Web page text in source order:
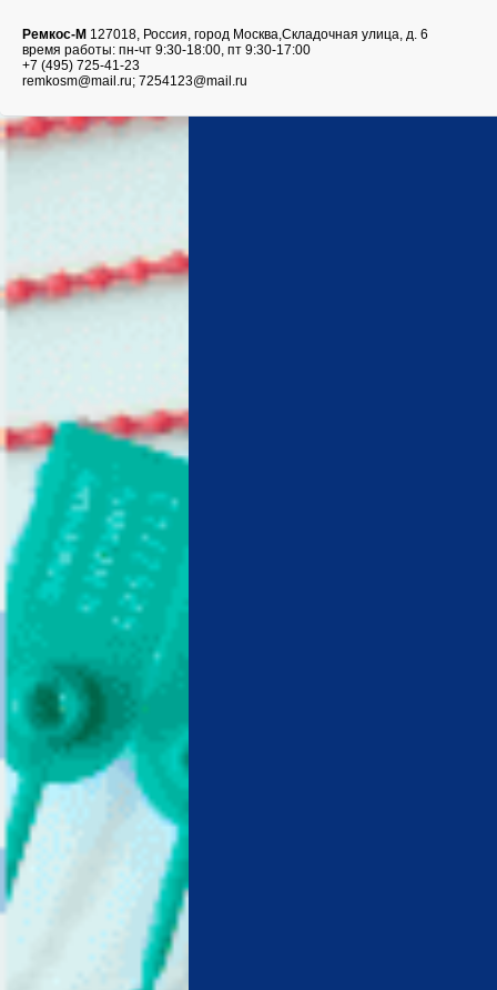
Ремкос-М 127018, Россия, город Москва,Складочная улица, д. 6
время работы: пн-чт 9:30-18:00, пт 9:30-17:00
+7 (495) 725-41-23
remkosm@mail.ru; 7254123@mail.ru